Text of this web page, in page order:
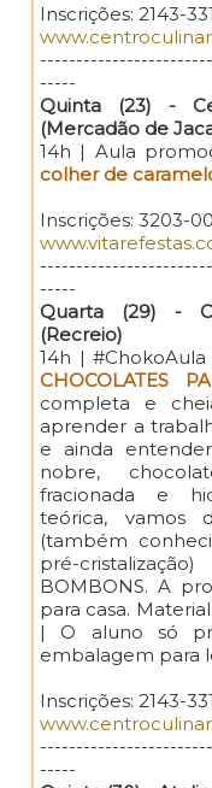
Inscrições: 2143-
-----
Quinta (23) -
(Mercadão de
14h | Aula
colher de
Inscrições: 3203-
-----
Quarta (29) -
(Recreio)
14h | #ChokoAula
CHOCOLATES
completa e
aprender a
e ainda
nobre,
fracionada e
teórica, vamos
(também
pré-
BOMBONS. A
para casa.
| O aluno só
embalagem para
Inscrições: 2143-
-----